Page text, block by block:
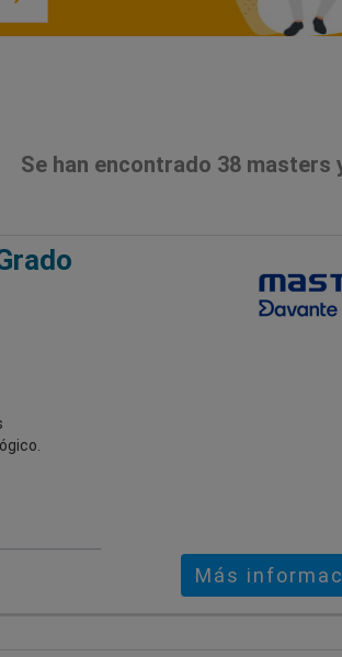
Se han encontrado 38 masters
Más